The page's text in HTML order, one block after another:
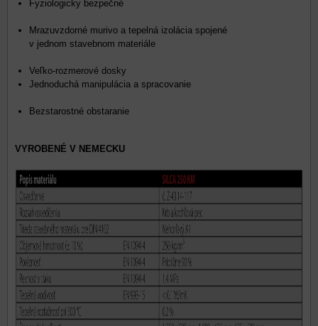
Fyziologicky bezpečné
Mrazuvzdorné murivo a tepelná izolácia spojené
v jednom stavebnom materiále
Veľko-rozmerové dosky
Jednoduchá manipulácia a spracovanie
Bezstarostné obstaranie
VYROBENÉ V NEMECKU